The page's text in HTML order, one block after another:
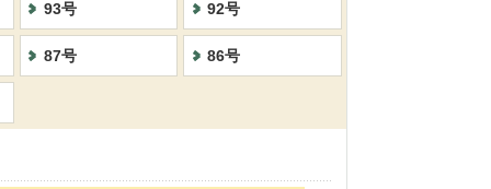
93号 92号
87号 86号